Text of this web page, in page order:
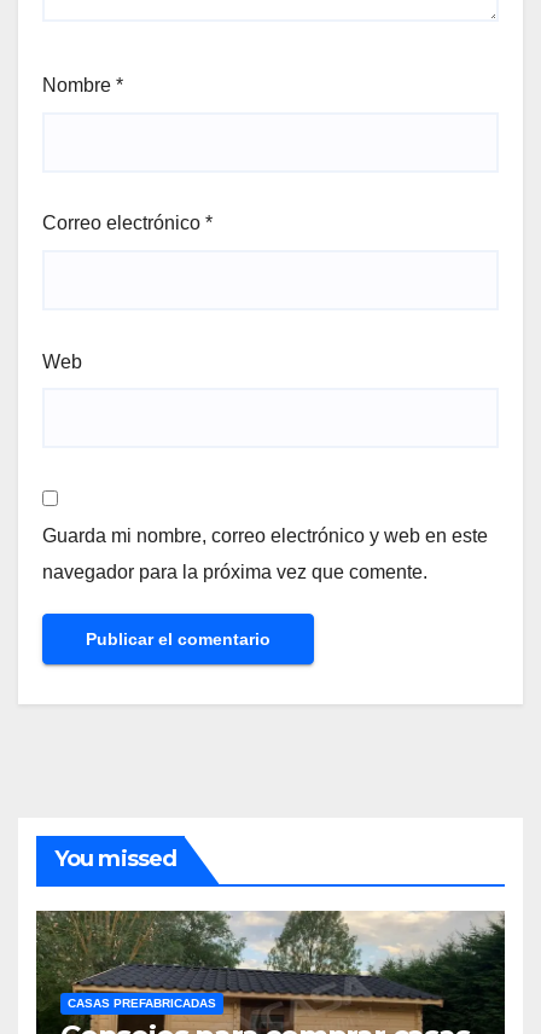
Nombre *
Correo electrónico *
Web
Guarda mi nombre, correo electrónico y web en este
navegador para la próxima vez que comente.
You missed
CASAS PREFABRICADAS